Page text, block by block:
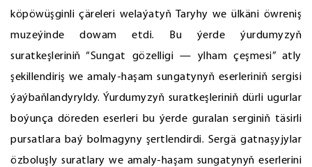
köpöwüşginli çäreleri welaýatyň Taryhy we ülkäni öwreniş
muzeýinde dowam etdi. Bu ýerde ýurdumyzyň
suratkeşleriniň “Sungat gözelligi — ylham çeşmesi” atly
şekillendiriş we amaly-haşam sungatynyň eserleriniň sergisi
ýaýbaňlandyryldy. Ýurdumyzyň suratkeşleriniň dürli ugurlar
boýunça döreden eserleri bu ýerde guralan serginiň täsirli
pursatlara baý bolmagyny şertlendirdi. Sergä gatnaşyjylar
özboluşly suratlary we amaly-haşam sungatynyň eserlerini